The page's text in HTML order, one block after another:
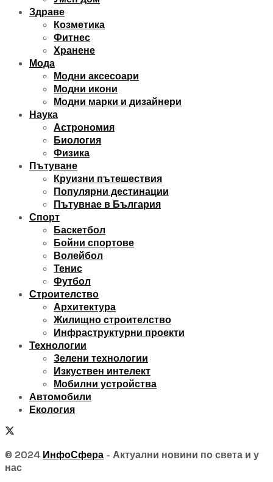
Здраве
Козметика
Фитнес
Хранене
Мода
Модни аксесоари
Модни икони
Модни марки и дизайнери
Наука
Астрономия
Биология
Физика
Пътуване
Круизни пътешествия
Популярни дестинации
Пътувнае в България
Спорт
Баскетбол
Бойни спортове
Волейбол
Тенис
Футбол
Строителство
Архитектура
Жилищно строителство
Инфраструктурни проекти
Технологии
Зелени технологии
Изкуствен интелект
Мобилни устройства
Автомобили
Екология
© 2024 ИнфоСфера - Актуални новини по света и у
нас